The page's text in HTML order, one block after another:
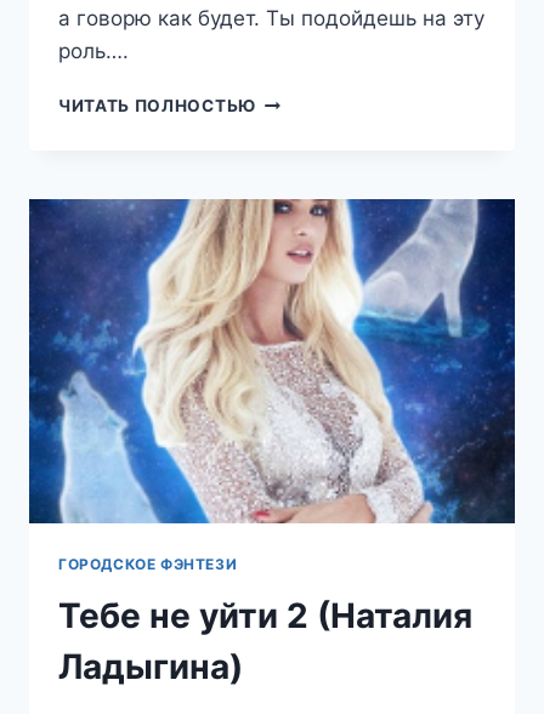
а говорю как будет. Ты подойдешь на эту
роль….
ЧИТАТЬ ПОЛНОСТЬЮ ПАРЕНЬ
ЛАДЫГИНА)
ГОРОДСКОЕ ФЭНТЕЗИ
Тебе не уйти 2 (Наталия
Ладыгина)